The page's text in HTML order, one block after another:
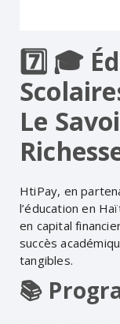
7️⃣ 🎓
Le
HtiPay, en
l’éducation en
en capital
succès
tangibles.
📚